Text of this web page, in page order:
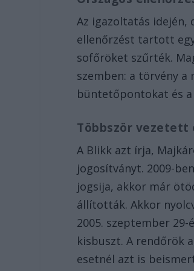
Az igazoltatás idején,
ellenőrzést tartott
sofőröket szűrték.
szemben: a törvény
büntetőpontokat és
Többször vezetett
A Blikk azt írja,
jogosítványt. 2009-
jogsija, akkor már
állították. Akkor
2005. szeptember
kisbuszt. A rendőrök
esetnél azt is